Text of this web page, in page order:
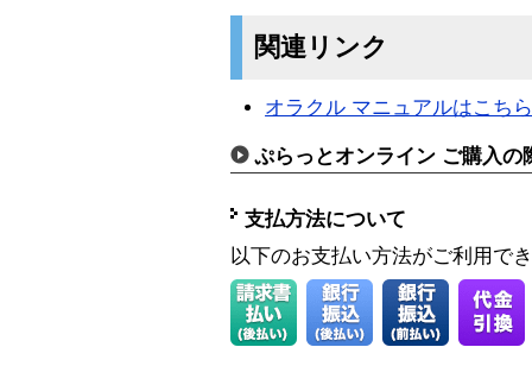
関連リンク
オラクル マニュアルはこち
ぷらっとオンライン ご購入の
支払方法について
以下のお支払い方法がご利用で